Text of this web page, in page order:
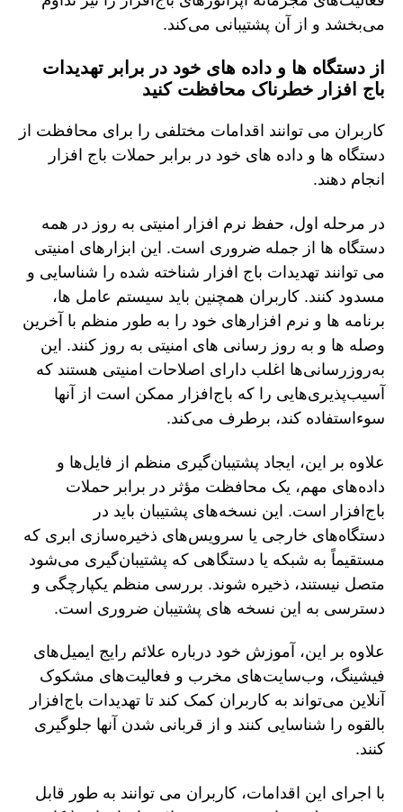
می‌بخشد و از آن پشتیبانی می‌کند.
از دستگاه ها و داده های خود در برابر تهدیدات
باج افزار خطرناک محافظت کنید
کاربران می توانند اقدامات مختلفی را برای محافظت از
دستگاه ها و داده های خود در برابر حملات باج افزار
انجام دهند.
در مرحله اول، حفظ نرم افزار امنیتی به روز در همه
دستگاه ها از جمله ضروری است. این ابزارهای امنیتی
می توانند تهدیدات باج افزار شناخته شده را شناسایی و
مسدود کنند. کاربران همچنین باید سیستم عامل ها،
برنامه ها و نرم افزارهای خود را به طور منظم با آخرین
وصله ها و به روز رسانی های امنیتی به روز کنند. این
به‌روزرسانی‌ها اغلب دارای اصلاحات امنیتی هستند که
آسیب‌پذیری‌هایی را که باج‌افزار ممکن است از آنها
سوءاستفاده کند، برطرف می‌کند.
علاوه بر این، ایجاد پشتیبان‌گیری منظم از فایل‌ها و
داده‌های مهم، یک محافظت مؤثر در برابر حملات
باج‌افزار است. این نسخه‌های پشتیبان باید در
دستگاه‌های خارجی یا سرویس‌های ذخیره‌سازی ابری که
مستقیماً به شبکه یا دستگاهی که پشتیبان‌گیری می‌شود
متصل نیستند، ذخیره شوند. بررسی منظم یکپارچگی و
دسترسی به این نسخه های پشتیبان ضروری است.
علاوه بر این، آموزش خود درباره علائم رایج ایمیل‌های
فیشینگ، وب‌سایت‌های مخرب و فعالیت‌های مشکوک
آنلاین می‌تواند به کاربران کمک کند تا تهدیدات باج‌افزار
بالقوه را شناسایی کنند و از قربانی شدن آنها جلوگیری
کنند.
با اجرای این اقدامات، کاربران می توانند به طور قابل